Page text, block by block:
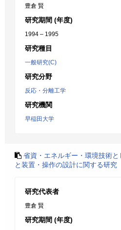
豊倉 賢
研究期間 (年度)
1994 – 1995
研究種目
一般研究(C)
研究分野
反応・分離工学
研究機関
早稲田大学
省資・エネルギー・環境技術
と装置・操作の設計に関する研究
研究代表者
豊倉 賢
研究期間 (年度)